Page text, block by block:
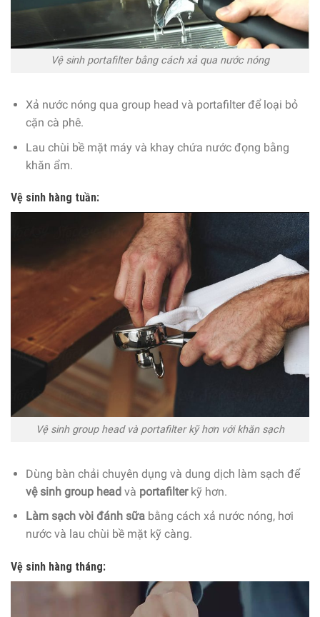
Vệ sinh portafilter bằng cách xả qua nước nóng
Xả nước nóng qua group head và portafilter để loại bỏ
cặn cà phê.
Lau chùi bề mặt máy và khay chứa nước đọng bằng
khăn ẩm.
Vệ sinh hàng tuần:
Vệ sinh group head và portafilter kỹ hơn với khăn sạch
Dùng bàn chải chuyên dụng và dung dịch làm sạch để
vệ sinh group headvà portafilterkỹ hơn.
Làm sạch vòi đánh sữabằng cách xả nước nóng, hơi
nước và lau chùi bề mặt kỹ càng.
Vệ sinh hàng tháng: